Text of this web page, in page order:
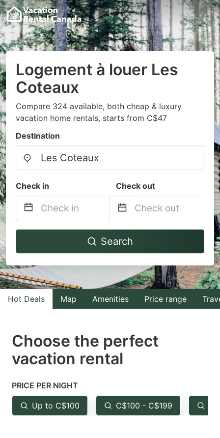
Logement à louer Les
Coteaux
Compare 324 available, both cheap & luxury
vacation home rentals, starts from C$47
Destination
Check in Check out
Navigate
to
interact
with
the
select
a
Press
the
question
Navigate
to
interact
with
the
select
the
question
Search
Hot Deals Map Amenities Price range
Choose the perfect
vacation rental
PRICE PER NIGHT
Up to C$100 C$100 - C$199